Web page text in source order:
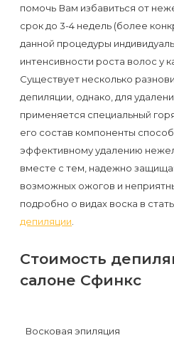
Противопоказания
к
эпиляции
Что
нужно
знать
перед
к
косметологу?
Рекомендации
по
помочь Вам избавиться от
срок до 3-4 недель (более
данной процедуры
интенсивности роста волос у
Существует несколько
депиляции, однако, для
применяется специальный
его состав компоненты
эффективному удалению
вместе с тем, надежно
возможных ожогов и
подробно о видах воска в
депиляции
Стоимость
салоне Сфинкс
Восковая эпиляция